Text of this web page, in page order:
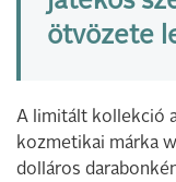
ötvözete
A limitált kollekció
kozmetikai márka
dolláros